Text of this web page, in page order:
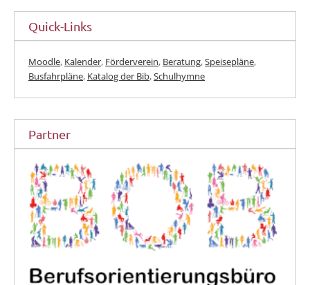
Quick-Links
Moodle, Kalender, Förderverein, Beratung,Speisepläne,
Busfahrpläne, Katalog der Bib,Schulhymne
Partner